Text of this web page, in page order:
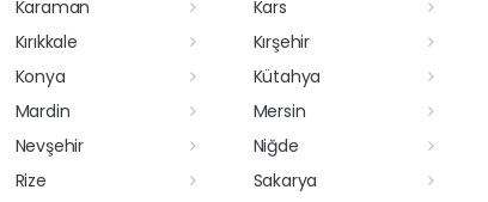
Karaman
Kars
Kırıkkale
Kırşehir
Konya
Kütahya
Mardin
Mersin
Nevşehir
Niğde
Rize
Sakarya